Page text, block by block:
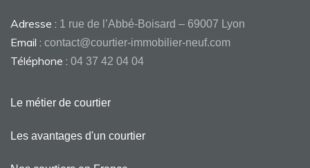
Adresse : 1 rue de l’Abbé-Boisard – 69007 Lyon
Email : contact@courtier-immobilier-neuf.com
Téléphone : 04 37 42 04 04
Le métier de courtier
Les avantages d'un courtier